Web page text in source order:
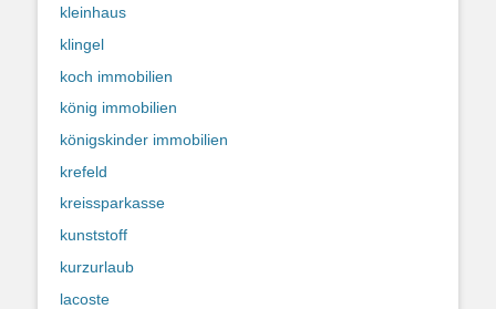
kleinhaus
klingel
koch immobilien
könig immobilien
königskinder immobilien
krefeld
kreissparkasse
kunststoff
kurzurlaub
lacoste